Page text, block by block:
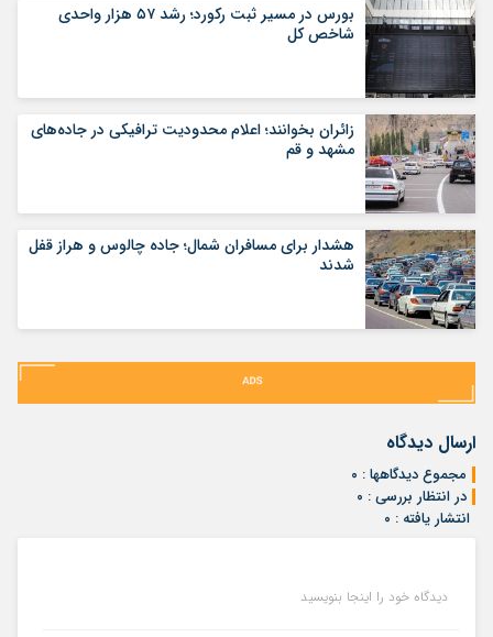
بورس در مسیر ثبت رکورد؛ رشد ۵۷ هزار واحدی
شاخص کل
زائران بخوانند؛ اعلام محدودیت ترافیکی در جاده‌های
مشهد و قم
هشدار برای مسافران شمال؛ جاده چالوس و هراز قفل
شدند
ارسال دیدگاه
مجموع دیدگاهها : ۰
در انتظار بررسی : ۰
انتشار یافته : ۰
دیدگاه خود را اینجا بنویسید